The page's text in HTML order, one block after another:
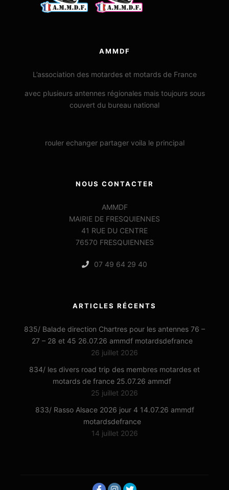
AMMDF
L’association des motardes et motards de France
avec plusieurs antennes régionales mais toujours sous
couvert du bureau national
rouler echanger partager voila le principal
NOUS CONTACTER
AMMDF
MAIRIE DE FRESQUIENNES
41 RUE DU CENTRE
76570 FRESQUIENNES
07 49 64 29 40
ARTICLES RÉCENTS
835/ Balade direction Chartres pour les antennes 76 –
27 – 28 et 45 26.07.26 ammdf motardsdefrance
26 juillet 2026
834/ les divers road trip des membres motardes et
motards de france 25.07.26 ammdf
25 juillet 2026
833/ Rasso Alsace 2026 jour 4 14.07.26 ammdf
motardsdefrance
14 juillet 2026